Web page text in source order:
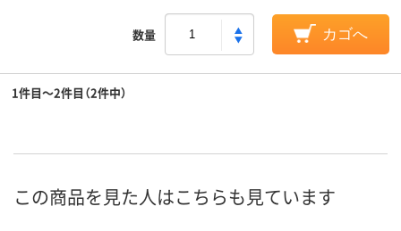
数量 カゴへ
1件目～2件目（2件中）
この商品を見た人はこちらも見ています